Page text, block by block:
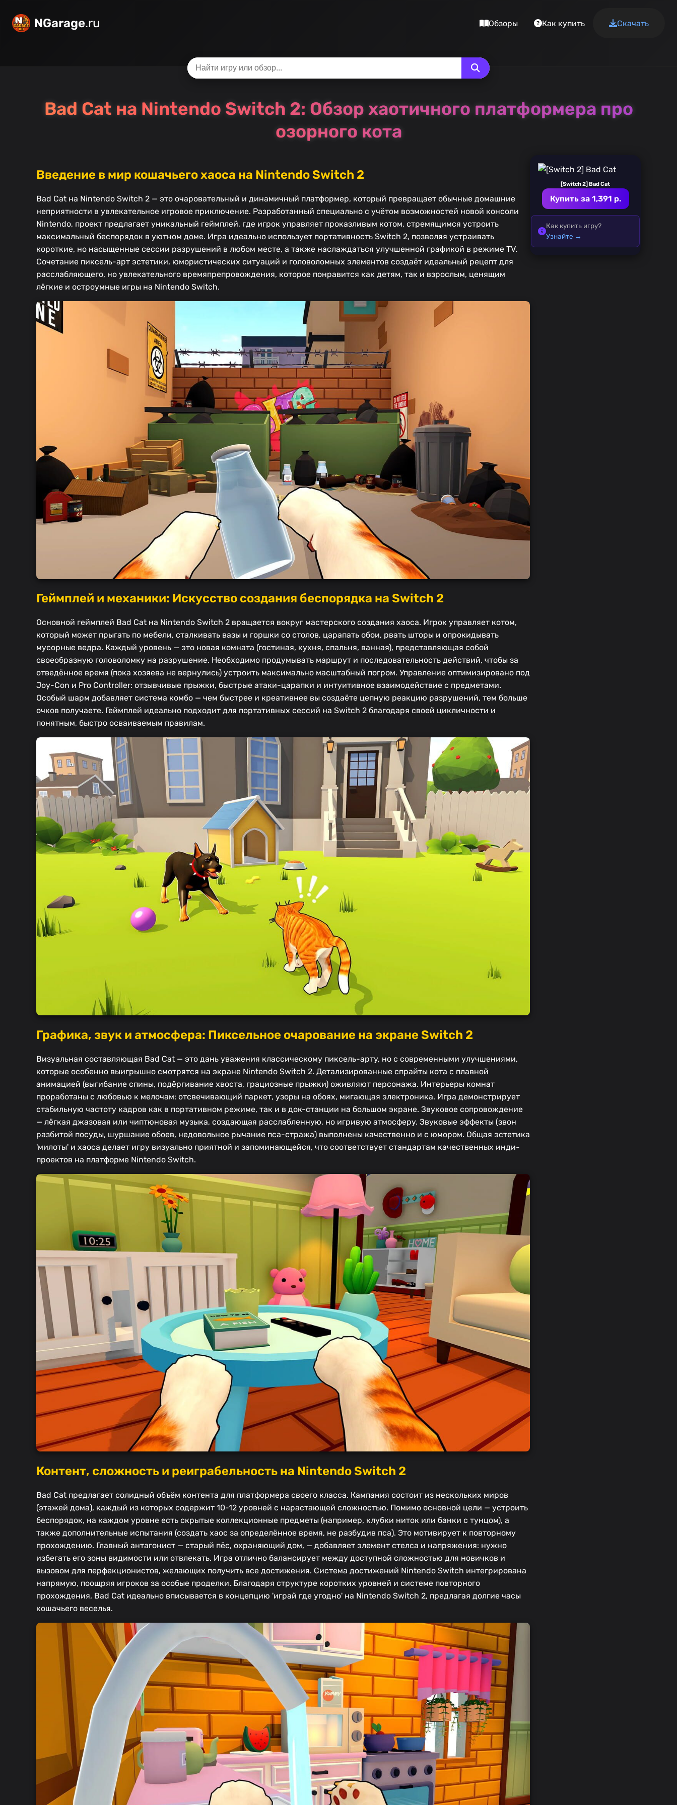
NGarage.ru Обзоры Как купить Скачать
Bad Cat на Nintendo Switch 2: Обзор хаотичного платформера про
озорного кота
Введение в мир кошачьего хаоса на Nintendo Switch 2
Bad Cat на Nintendo Switch 2 — это очаровательный и динамичный платформер, который превращает обычные домашние
неприятности в увлекательное игровое приключение. Разработанный специально с учётом возможностей новой консоли
Nintendo, проект предлагает уникальный геймплей, где игрок управляет проказливым котом, стремящимся устроить
максимальный беспорядок в уютном доме. Игра идеально использует портативность Switch 2, позволяя устраивать
короткие, но насыщенные сессии разрушений в любом месте, а также наслаждаться улучшенной графикой в режиме TV.
Сочетание пиксель-арт эстетики, юмористических ситуаций и головоломных элементов создаёт идеальный рецепт для
расслабляющего, но увлекательного времяпрепровождения, которое понравится как детям, так и взрослым, ценящим
лёгкие и остроумные игры на Nintendo Switch.
Геймплей и механики: Искусство создания беспорядка на Switch 2
Основной геймплей Bad Cat на Nintendo Switch 2 вращается вокруг мастерского создания хаоса. Игрок управляет котом,
который может прыгать по мебели, сталкивать вазы и горшки со столов, царапать обои, рвать шторы и опрокидывать
мусорные ведра. Каждый уровень — это новая комната (гостиная, кухня, спальня, ванная), представляющая собой
своеобразную головоломку на разрушение. Необходимо продумывать маршрут и последовательность действий, чтобы за
отведённое время (пока хозяева не вернулись) устроить максимально масштабный погром. Управление оптимизировано под
Joy-Con и Pro Controller: отзывчивые прыжки, быстрые атаки-царапки и интуитивное взаимодействие с предметами.
Особый шарм добавляет система комбо — чем быстрее и креативнее вы создаёте цепную реакцию разрушений, тем больше
очков получаете. Геймплей идеально подходит для портативных сессий на Switch 2 благодаря своей цикличности и
понятным, быстро осваиваемым правилам.
Графика, звук и атмосфера: Пиксельное очарование на экране Switch 2
Визуальная составляющая Bad Cat — это дань уважения классическому пиксель-арту, но с современными улучшениями,
которые особенно выигрышно смотрятся на экране Nintendo Switch 2. Детализированные спрайты кота с плавной
анимацией (выгибание спины, подёргивание хвоста, грациозные прыжки) оживляют персонажа. Интерьеры комнат
проработаны с любовью к мелочам: отсвечивающий паркет, узоры на обоях, мигающая электроника. Игра демонстрирует
стабильную частоту кадров как в портативном режиме, так и в док-станции на большом экране. Звуковое сопровождение
— лёгкая джазовая или чиптюновая музыка, создающая расслабленную, но игривую атмосферу. Звуковые эффекты (звон
разбитой посуды, шуршание обоев, недовольное рычание пса-стража) выполнены качественно и с юмором. Общая эстетика
'милоты' и хаоса делает игру визуально приятной и запоминающейся, что соответствует стандартам качественных инди-
проектов на платформе Nintendo Switch.
Контент, сложность и реиграбельность на Nintendo Switch 2
Bad Cat предлагает солидный объём контента для платформера своего класса. Кампания состоит из нескольких миров
(этажей дома), каждый из которых содержит 10-12 уровней с нарастающей сложностью. Помимо основной цели — устроить
беспорядок, на каждом уровне есть скрытые коллекционные предметы (например, клубки ниток или банки с тунцом), а
также дополнительные испытания (создать хаос за определённое время, не разбудив пса). Это мотивирует к повторному
прохождению. Главный антагонист — старый пёс, охраняющий дом, — добавляет элемент стелса и напряжения: нужно
избегать его зоны видимости или отвлекать. Игра отлично балансирует между доступной сложностью для новичков и
вызовом для перфекционистов, желающих получить все достижения. Система достижений Nintendo Switch интегрирована
напрямую, поощряя игроков за особые проделки. Благодаря структуре коротких уровней и системе повторного
прохождения, Bad Cat идеально вписывается в концепцию 'играй где угодно' на Nintendo Switch 2, предлагая долгие часы
кошачьего веселья.
[Switch 2] Bad Cat
Купить за 1,391 р.
Как купить игру?
Узнайте →